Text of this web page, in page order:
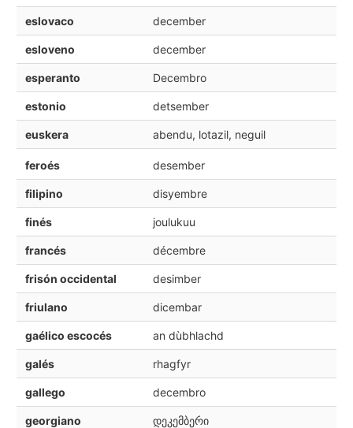
eslovaco december
esloveno december
esperanto Decembro
estonio detsember
euskera abendu, lotazil, neguil
feroés desember
filipino disyembre
finés joulukuu
francés décembre
frisón occidental desimber
friulano dicembar
gaélico escocés an dùbhlachd
galés rhagfyr
gallego decembro
georgiano დეკემბერი